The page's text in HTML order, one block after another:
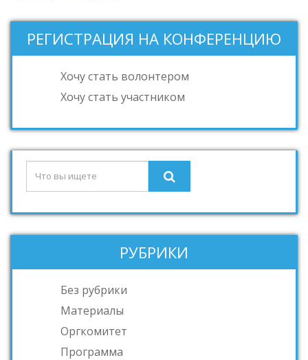
РЕГИСТРАЦИЯ НА КОНФЕРЕНЦИЮ
Хочу стать волонтером
Хочу стать участником
РУБРИКИ
Без рубрики
Материалы
Оргкомитет
Программа